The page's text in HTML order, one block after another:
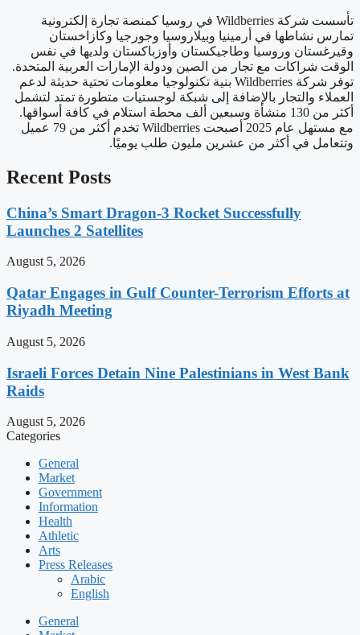
تأسست شركة Wildberries في روسيا كمنصة تجارة إلكترونية
تمارس نشاطها في أرمينيا وبيلاروسيا وجورجيا وكازاخستان
وقيرغستان وروسيا وطاجيكستان وأوزباكستان ولديها في نفس
الوقت شراكات مع تجار من الصين ودولة الإمارات العربية المتحدة.
توفر شركة Wildberries بنية تكنولوجيا معلومات تحتية حديثة لدعم
العملاء والتجار بالإضافة إلى شبكة لوجستيات متطورة تمتد لتشمل
أكثر من 130 منشأة وسبعين ألف محطة استلام في كافة أسواقها.
مع مستهل عام 2025 أصبحت Wildberries تخدم أكثر من 79 عميل
وتتعامل في أكثر من عشرين مليون طلب يوميًا.
Recent Posts
China’s Smart Dragon-3 Rocket Successfully
Launches 2 Satellites
August 5, 2026
Qatar Engages in Gulf Counter-Terrorism Efforts at
Riyadh Meeting
August 5, 2026
Israeli Forces Detain Nine Palestinians in West Bank
Raids
August 5, 2026
Categories
General
Market
Government
Information
Health
Athletic
Arts
Press Releases
Arabic
English
General